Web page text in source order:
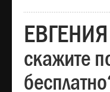
ЕВГЕНИЯ
скажите